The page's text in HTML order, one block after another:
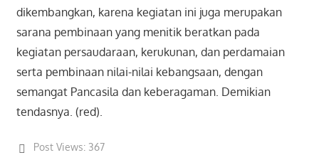
dikembangkan, karena kegiatan ini juga merupakan
sarana pembinaan yang menitik beratkan pada
kegiatan persaudaraan, kerukunan, dan perdamaian
serta pembinaan nilai-nilai kebangsaan, dengan
semangat Pancasila dan keberagaman. Demikian
tendasnya. (red).
Post Views: 367